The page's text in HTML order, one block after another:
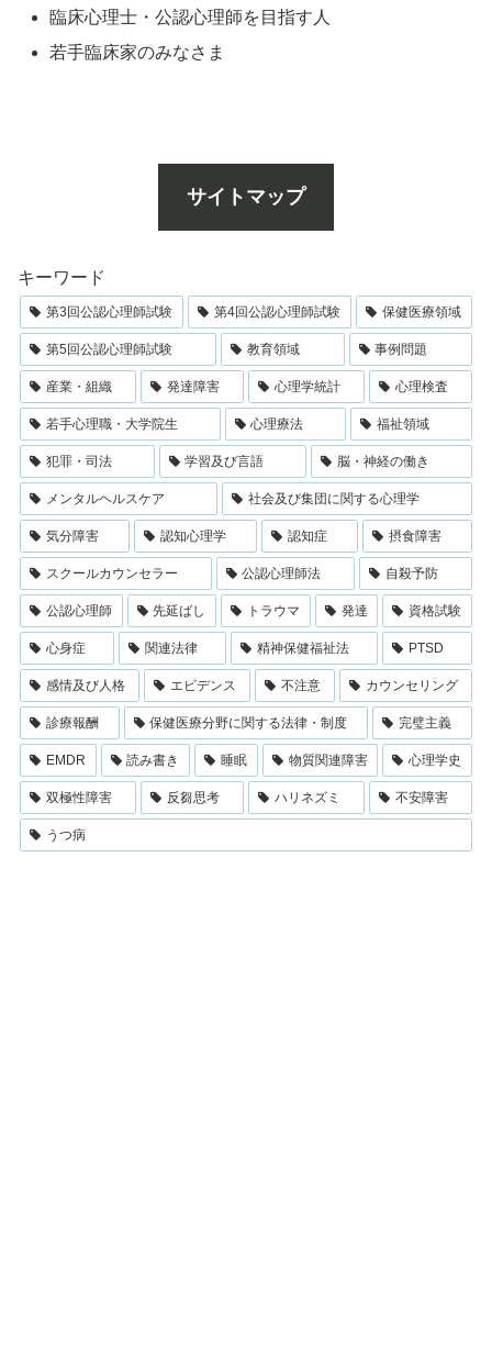
臨床心理士・公認心理師を目指す人
若手臨床家のみなさま
サイトマップ
キーワード
第3回公認心理師試験 第4回公認心理師試験 保健医療領域
第5回公認心理師試験 教育領域 事例問題
産業・組織 発達障害 心理学統計 心理検査
若手心理職・大学院生 心理療法 福祉領域
犯罪・司法 学習及び言語 脳・神経の働き
メンタルヘルスケア 社会及び集団に関する心理学
気分障害 認知心理学 認知症 摂食障害
スクールカウンセラー 公認心理師法 自殺予防
公認心理師 先延ばし トラウマ 発達 資格試験
心身症 関連法律 精神保健福祉法 PTSD
感情及び人格 エビデンス 不注意 カウンセリング
診療報酬 保健医療分野に関する法律・制度 完璧主義
EMDR 読み書き 睡眠 物質関連障害 心理学史
双極性障害 反芻思考 ハリネズミ 不安障害
うつ病